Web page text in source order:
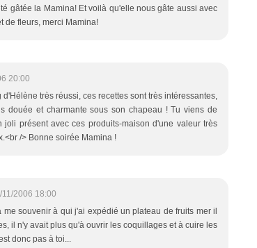
gâtée la Mamina! Et voilà qu'elle nous gâte aussi avec
de fleurs, merci Mamina!
20:00
d'Hélène très réussi, ces recettes sont très intéressantes,
douée et charmante sous son chapeau ! Tu viens de
joli présent avec ces produits-maison d'une valeur très
/> Bonne soirée Mamina !
11/2006 18:00
me souvenir à qui j'ai expédié un plateau de fruits mer il
il n'y avait plus qu'à ouvrir les coquillages et à cuire les
donc pas à toi...